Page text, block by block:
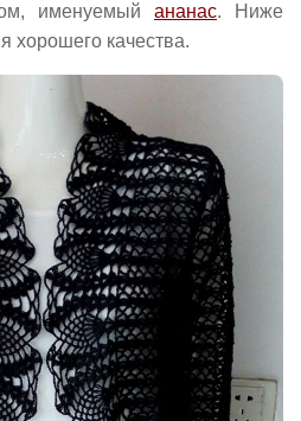
именуемый ананас. Ниже
хорошего качества.